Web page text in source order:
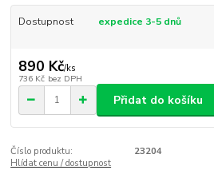
Dostupnost expedice 3-5 dnů
890 Kč/ks
736 Kč bez DPH
Přidat do košíku
Číslo produktu:
23204
Hlídat cenu / dostupnost